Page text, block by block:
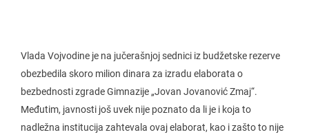
Vlada Vojvodine je na jučerašnjoj sednici iz budžetske rezerve
obezbedila skoro milion dinara za izradu elaborata o
bezbednosti zgrade Gimnazije „Jovan Jovanović Zmaj“.
Međutim, javnosti još uvek nije poznato da li je i koja to
nadležna institucija zahtevala ovaj elaborat, kao i zašto to nije